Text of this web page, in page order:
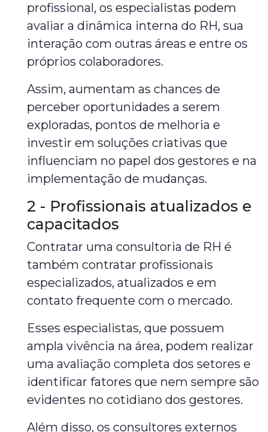
profissional, os especialistas podem
avaliar a dinâmica interna do RH, sua
interação com outras áreas e entre os
próprios colaboradores.
Assim, aumentam as chances de
perceber oportunidades a serem
exploradas, pontos de melhoria e
investir em soluções criativas que
influenciam no papel dos gestores e na
implementação de mudanças.
2 - Profissionais atualizados e
capacitados
Contratar uma consultoria de RH é
também contratar profissionais
especializados, atualizados e em
contato frequente com o mercado.
Esses especialistas, que possuem
ampla vivência na área, podem realizar
uma avaliação completa dos setores e
identificar fatores que nem sempre são
evidentes no cotidiano dos gestores.
Além disso, os consultores externos